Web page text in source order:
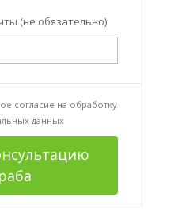
(не обязательно):
согласие на обработку
данных